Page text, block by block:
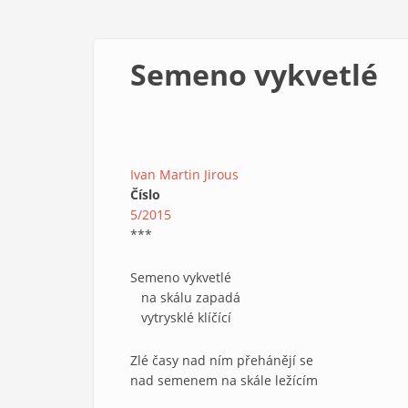
Semeno vykvetlé
Ivan Martin Jirous
Číslo
5/2015
***
Semeno vykvetlé
na skálu zapadá
vytrysklé klíčící
Zlé časy nad ním přehánějí se
nad semenem na skále ležícím